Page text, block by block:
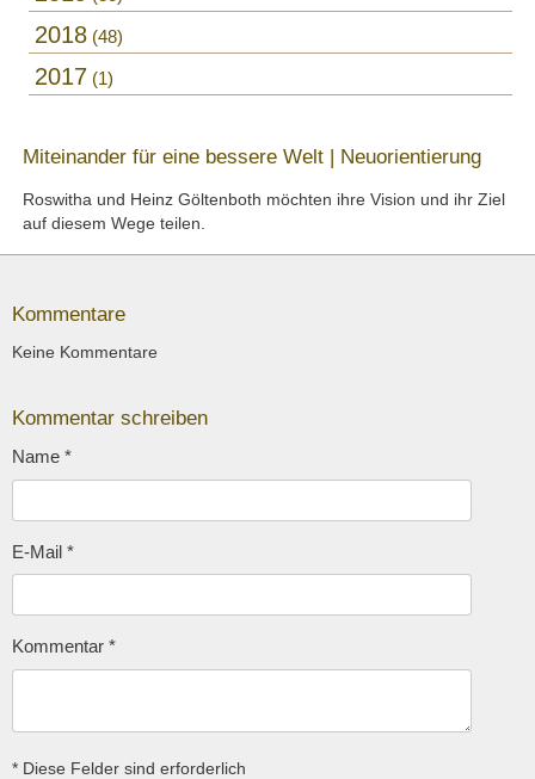
2018 48
2017 1
Miteinander für eine bessere Welt | Neuorientierung
Roswitha und Heinz Göltenboth möchten ihre Vision und ihr Ziel
auf diesem Wege teilen.
Kommentare
Keine Kommentare
Kommentar schreiben
Name *
E-Mail *
Kommentar *
* Diese Felder sind erforderlich